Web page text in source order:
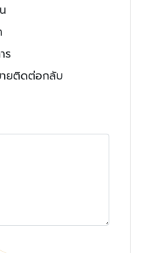
ร
ายติดต่อกลับ